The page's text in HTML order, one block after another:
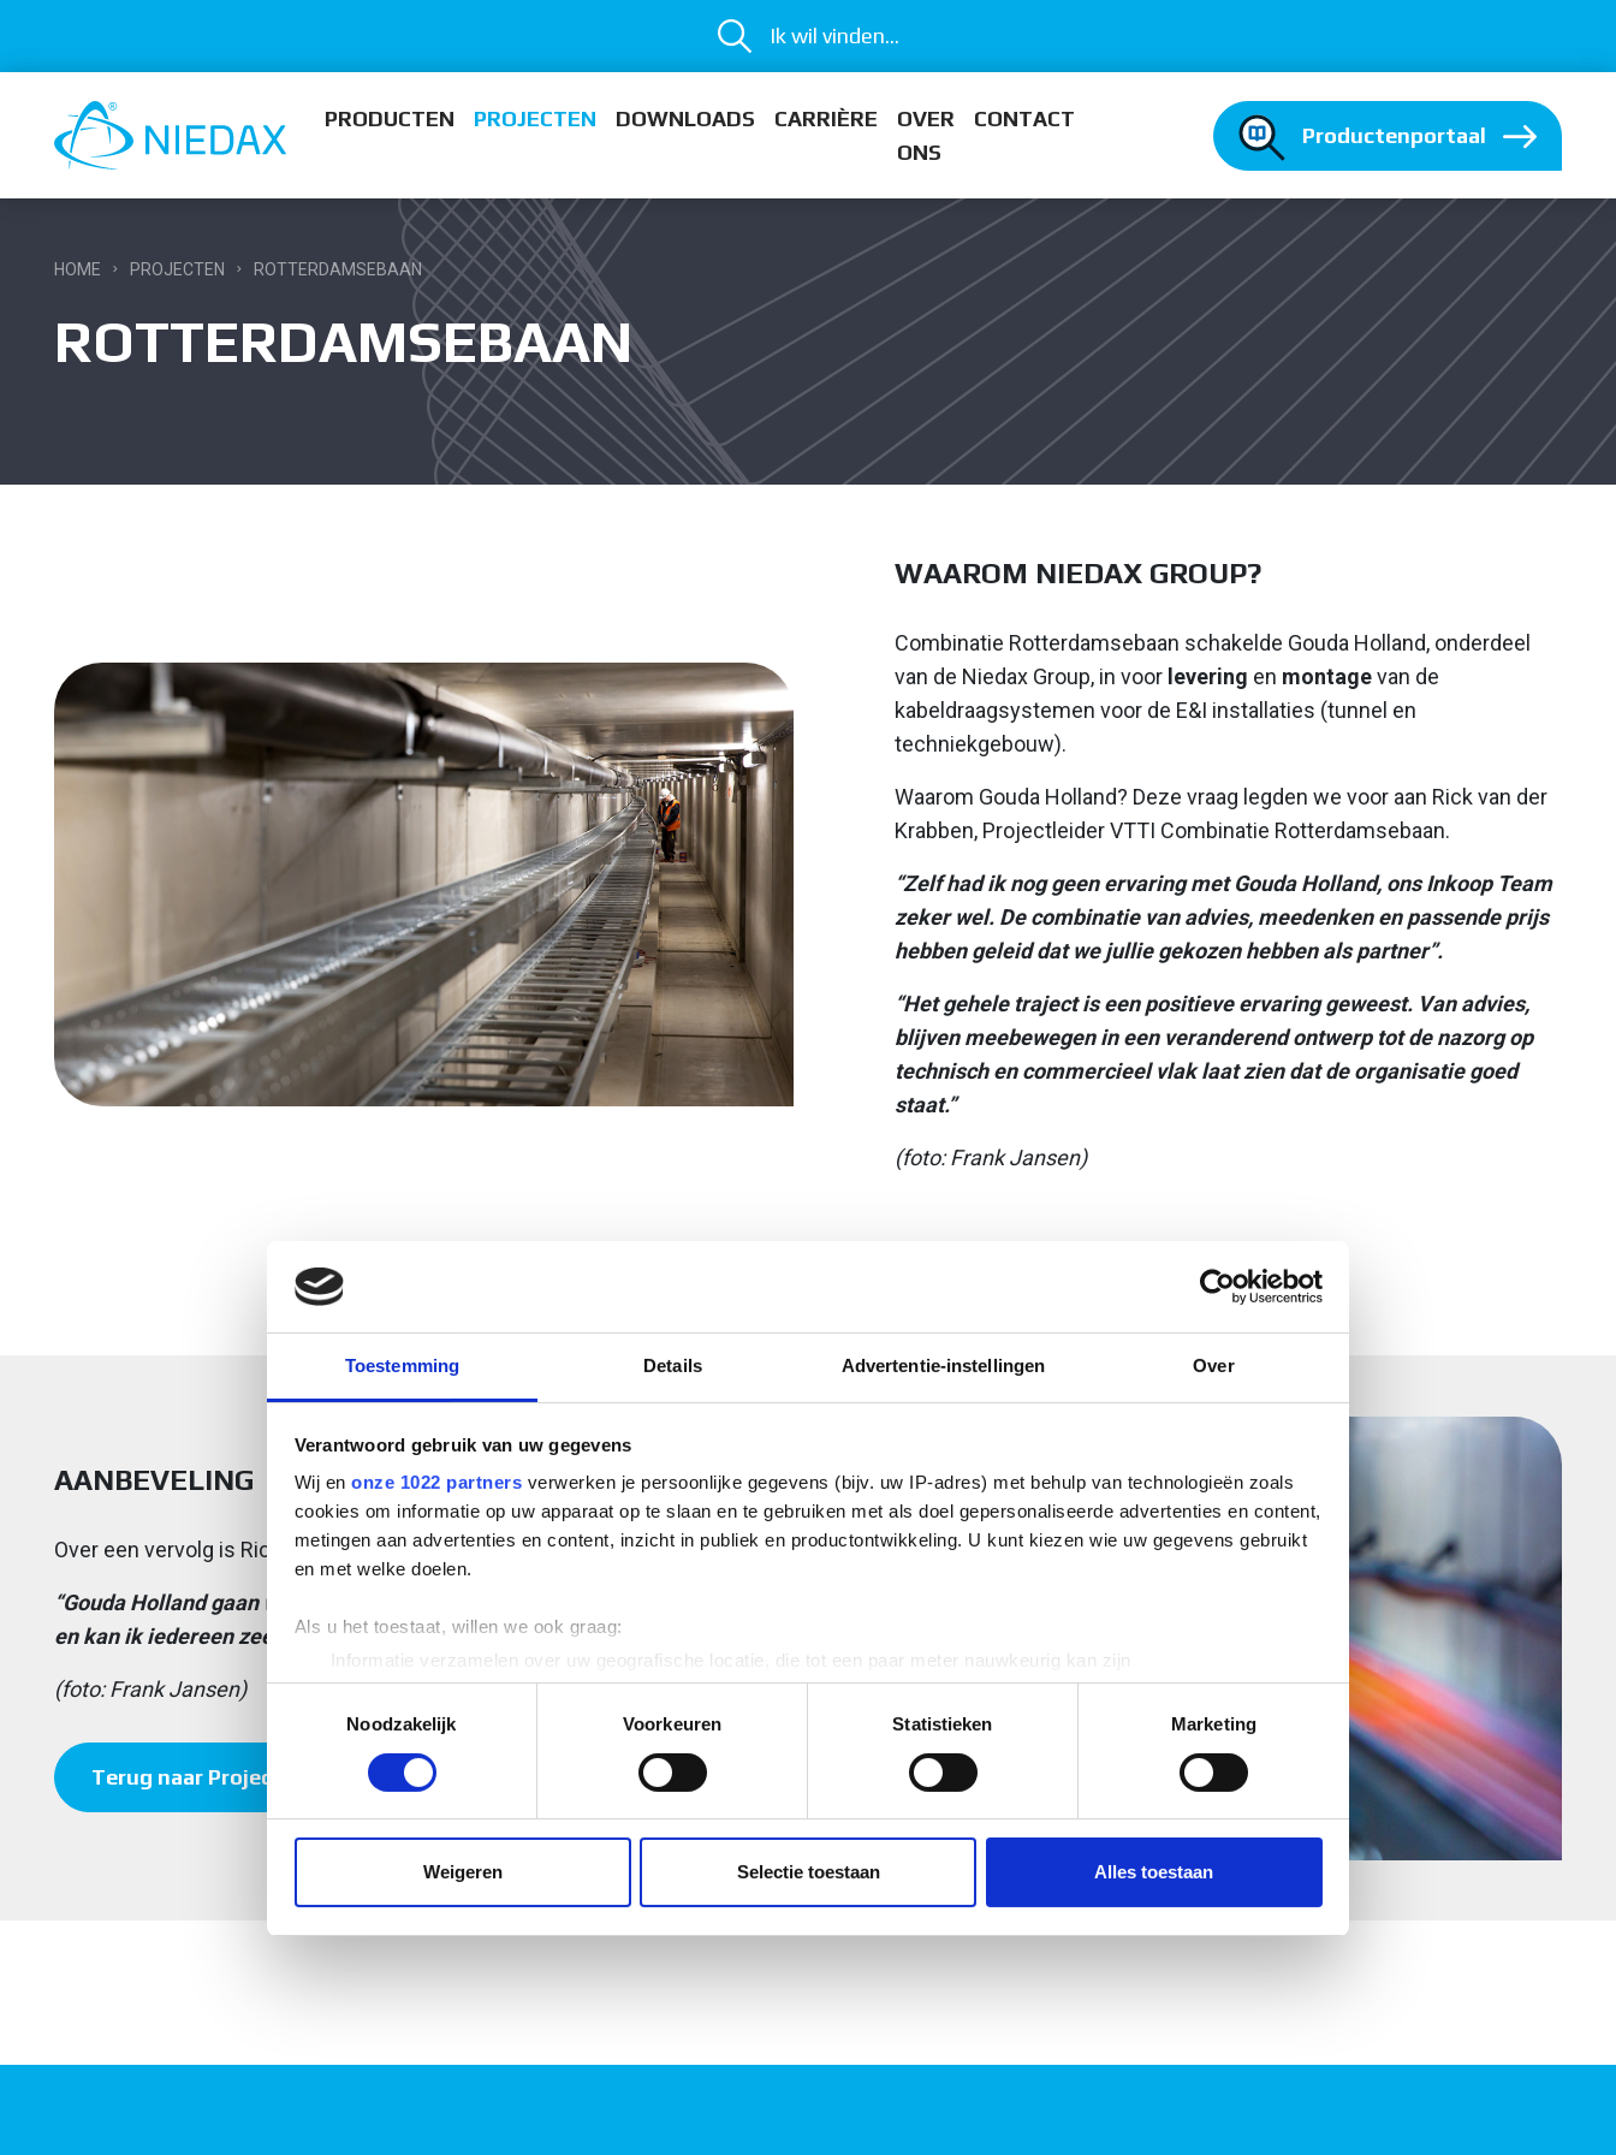
Toestemming Details Advertentie-instellingen Over
Verantwoord gebruik van uw gegevens
Wij en onze 1022 partners verwerken je persoonlijke gegevens (bijv. uw IP-adres) met behulp van technologieën zoals
cookies om informatie op uw apparaat op te slaan en te gebruiken met als doel gepersonaliseerde advertenties en content,
metingen aan advertenties en content, inzicht in publiek en productontwikkeling. U kunt kiezen wie uw gegevens gebruikt
en met welke doelen.
Als u het toestaat, willen we ook graag:
Informatie verzamelen over uw geografische locatie, die tot een paar meter nauwkeurig kan zijn
Uw apparaat identificeren door het actief te scannen op specifieke eigenschappen (fingerprinting)
Lees meer over hoe uw persoonlijke gegevens worden verwerkt en stel uw voorkeuren in het
detailgedeeltein. U kunt uw
toestemming op elk moment wijzigen of intrekken in de Cookieverklaring.
websiteverkeer te analyseren. Ook delen we informatie over uw gebruik van onze site met onze partners voor social
media, adverteren en analyse. Deze partners kunnen deze gegevens combineren met andere informatie die u aan ze heeft
Noodzakelijk
Voorkeuren Statistieken Marketing
Weigeren Selectie toestaan Alles toestaan
Ik wil vinden...
PRODUCTEN PROJECTEN DOWNLOADS CARRIÈRE
OVER
ONS
CONTACT
Productenportaal
HOME PROJECTEN ROTTERDAMSEBAAN
ROTTERDAMSEBAAN
WAAROM NIEDAX GROUP?
Combinatie Rotterdamsebaan schakelde Gouda Holland, onderdeel
van de Niedax Group, in voor levering en montagevan de
kabeldraagsystemen voor de E&I installaties (tunnel en
techniekgebouw).
Waarom Gouda Holland? Deze vraag legden we voor aan Rick van der
Krabben, Projectleider VTTI Combinatie Rotterdamsebaan.
“Zelf had ik nog geen ervaring met Gouda Holland, ons Inkoop Team
zeker wel. De combinatie van advies, meedenken en passende prijs
hebben geleid dat we jullie gekozen hebben als partner”.
“Het gehele traject is een positieve ervaring geweest. Van advies,
blijven meebewegen in een veranderend ontwerp tot de nazorg op
technisch en commercieel vlak laat zien dat de organisatie goed
staat.”
(foto: Frank Jansen)
AANBEVELING
Over een vervolg is Rick heel duidelijk,
“Gouda Holland gaan we zeker bij het volgende project weer inzetten
en kan ik iedereen zeer aanbevelen als partner!”
(foto: Frank Jansen)
Terug naar Projecten